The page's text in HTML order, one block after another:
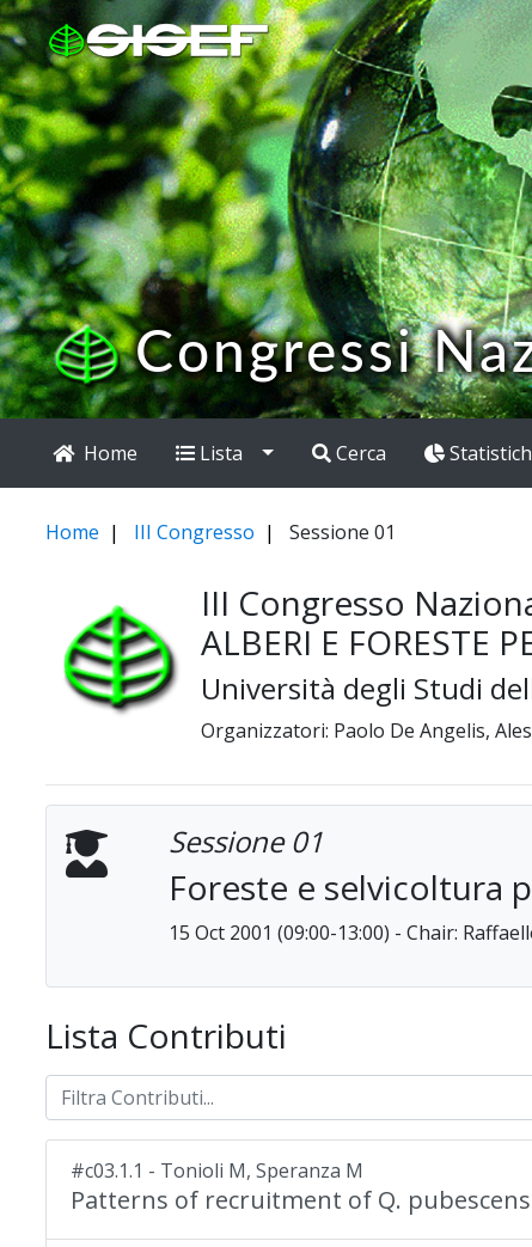
Congressi
Home Lista Cerca
Home III Congresso Sessione 01
III Congresso
ALBERI E FORESTE
Università degli Studi
Organizzatori: Paolo De Angelis,
Sessione 01
Foreste e selvicoltura
15 Oct 2001 (09:00-13:00) - Chair:
Lista Contributi
#c03.1.1 - Tonioli M, Speranza M
Patterns of recruitment of Q.